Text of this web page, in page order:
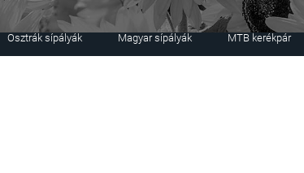
Osztrák sípályák Magyar sípályák MTB kerékpár